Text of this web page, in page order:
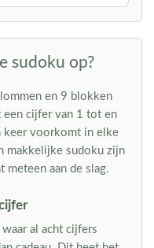
sudoku op?
en 9 blokken
een cijfer van 1 tot en
keer voorkomt in elke
makkelijke sudoku zijn
meteen aan de slag.
al acht cijfers